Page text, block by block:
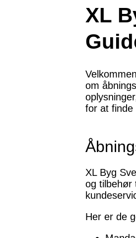
XL
om
for at finde
XL Byg
og tilbehør
Her er de